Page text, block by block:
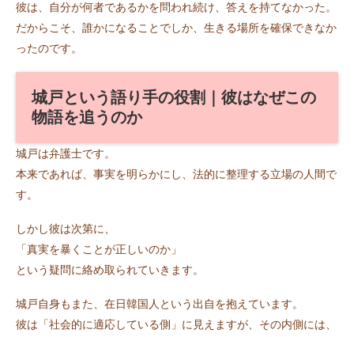
彼は、自分が何者であるかを問われ続け、答えを持てなかった。
だからこそ、誰かになることでしか、生きる場所を確保できなか
ったのです。
城戸という語り手の役割｜彼はなぜこの
物語を追うのか
城戸は弁護士です。
本来であれば、事実を明らかにし、法的に整理する立場の人間で
す。
しかし彼は次第に、
「真実を暴くことが正しいのか」
という疑問に絡め取られていきます。
城戸自身もまた、在日韓国人という出自を抱えています。
彼は「社会的に適応している側」に見えますが、その内側には、